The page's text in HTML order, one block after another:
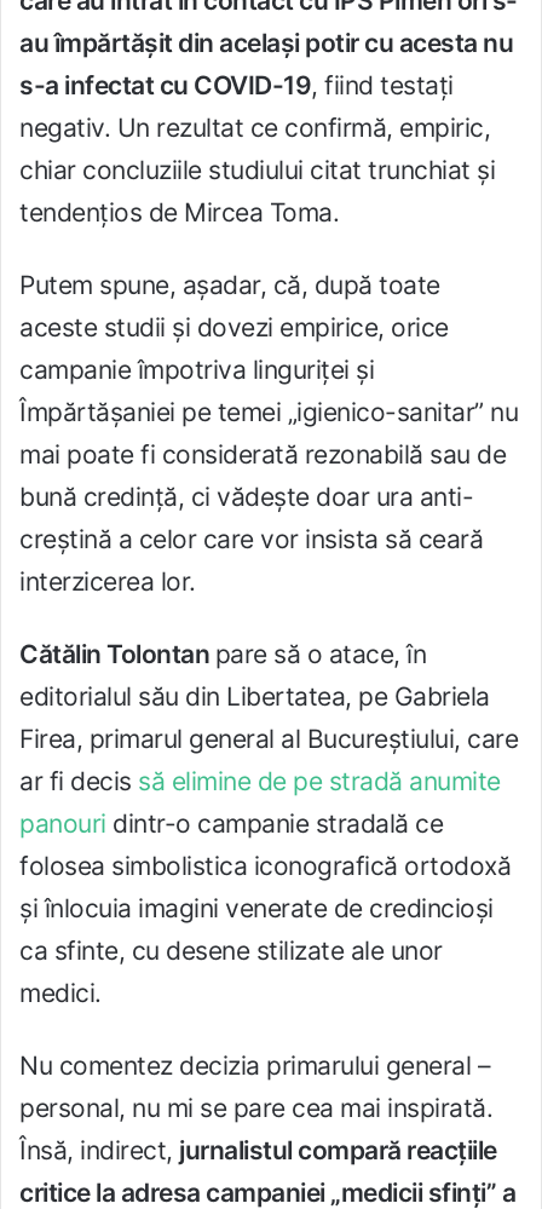
au împărtăşit din acelaşi potir cu acesta nu
s-a infectat cu COVID-19, fiind testaţi
negativ. Un rezultat ce confirmă, empiric,
chiar concluziile studiului citat trunchiat şi
tendenţios de Mircea Toma.
Putem spune, aşadar, că, după toate
aceste studii şi dovezi empirice, orice
campanie împotriva linguriţei şi
Împărtăşaniei pe temei „igienico-sanitar” nu
mai poate fi considerată rezonabilă sau de
bună credinţă, ci vădeşte doar ura anti-
creştină a celor care vor insista să ceară
interzicerea lor.
Cătălin Tolontan pare să o atace, în
editorialul său din Libertatea, pe Gabriela
Firea, primarul general al Bucureştiului, care
ar fi decis să elimine de pe stradă anumite
panouri dintr-o campanie stradală ce
folosea simbolistica iconografică ortodoxă
şi înlocuia imagini venerate de credincioşi
ca sfinte, cu desene stilizate ale unor
medici.
Nu comentez decizia primarului general –
personal, nu mi se pare cea mai inspirată.
Însă, indirect, jurnalistul compară reacţiile
critice la adresa campaniei „medicii sfinţi” a